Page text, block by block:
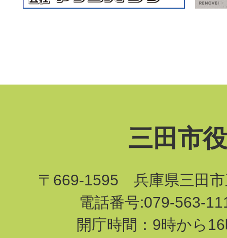
三田市
〒669-1595 兵庫県三田市
電話番号:079-563-
開庁時間：9時から